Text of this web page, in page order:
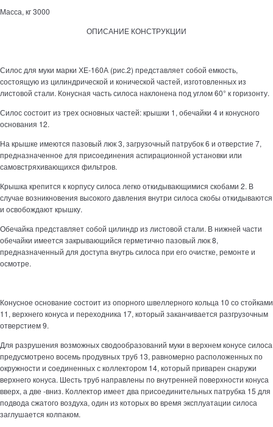
Масса, кг 3000
ОПИСАНИЕ КОНСТРУКЦИИ
Силос для муки марки ХЕ-160А (рис.2) представляет собой емкость,
состоящую из цилиндрической и конической частей, изготовленных из
листовой стали. Конусная часть силоса наклонена под углом 60° к горизонту.
Силос состоит из трех основных частей: крышки 1, обечайки 4 и конусного
основания 12.
На крышке имеются пазовый люк 3, загрузочный патрубок 6 и отверстие 7,
предназначенное для присоединения аспирационной установки или
самовстряхивающихся фильтров.
Крышка крепится к корпусу силоса легко откидывающимися скобами 2. В
случае возникновения высокого давления внутри силоса скобы откидываются
и освобождают крышку.
Обечайка представляет собой цилиндр из листовой стали. В нижней части
обечайки имеется закрывающийся герметично пазовый люк 8,
предназначенный для доступа внутрь силоса при его очистке, ремонте и
осмотре.
Конусное основание состоит из опорного швеллерного кольца 10 со стойками
11, верхнего конуса и переходника 17, который заканчивается разгрузочным
отверстием 9.
Для разрушения возможных сводообразований муки в верхнем конусе силоса
предусмотрено восемь продувных труб 13, равномерно расположенных по
окружности и соединенных с коллектором 14, который приварен снаружи
верхнего конуса. Шесть труб направлены по внутренней поверхности конуса
вверх, а две -вниз. Коллектор имеет два присоединительных патрубка 15 для
подвода сжатого воздуха, один из которых во время эксплуатации силоса
заглушается колпаком.